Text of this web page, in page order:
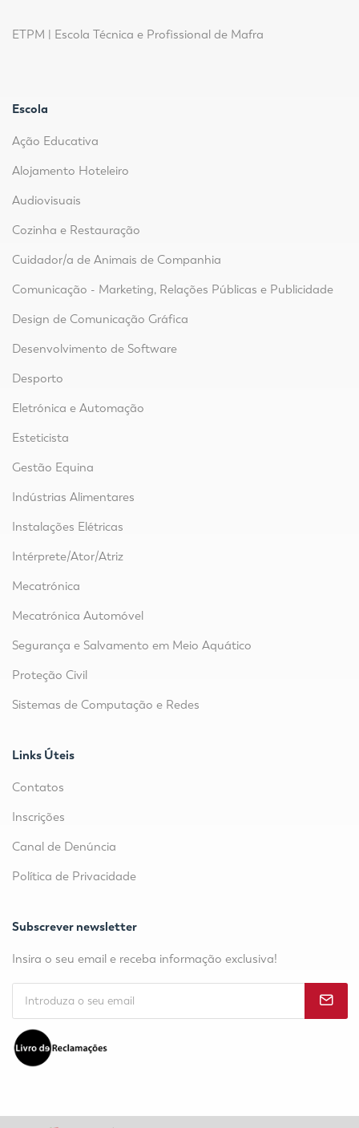
ETPM | Escola Técnica e Profissional de Mafra
Escola
Ação Educativa
Alojamento Hoteleiro
Audiovisuais
Cozinha e Restauração
Cuidador/a de Animais de Companhia
Comunicação - Marketing, Relações Públicas e Publicidade
Design de Comunicação Gráfica
Desenvolvimento de Software
Desporto
Eletrónica e Automação
Esteticista
Gestão Equina
Indústrias Alimentares
Instalações Elétricas
Intérprete/Ator/Atriz
Mecatrónica
Mecatrónica Automóvel
Segurança e Salvamento em Meio Aquático
Proteção Civil
Sistemas de Computação e Redes
Links Úteis
Contatos
Inscrições
Canal de Denúncia
Política de Privacidade
Subscrever newsletter
Insira o seu email e receba informação exclusiva!